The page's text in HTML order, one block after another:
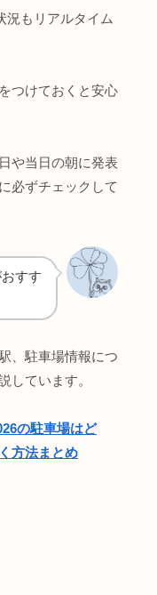
況もリアルタイム
つけておくと安心
や当日の朝に発表
必ずチェックして
すす
、駐車場情報につ
しています。
の駐車場はど
方法まとめ